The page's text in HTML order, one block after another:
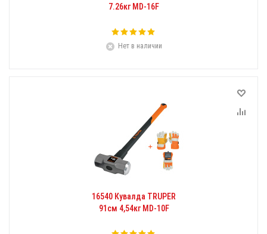
7.26кг MD-16F
Нет в наличии
16540 Кувалда TRUPER
91см 4,54кг MD-10F